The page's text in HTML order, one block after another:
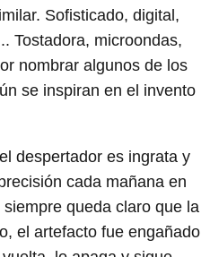
Sofisticado, digital,
Tostadora, microondas,
nombrar algunos de los
se inspiran en el invento
despertador es ingrata y
cada mañana en
queda claro que la
el artefacto fue engañado